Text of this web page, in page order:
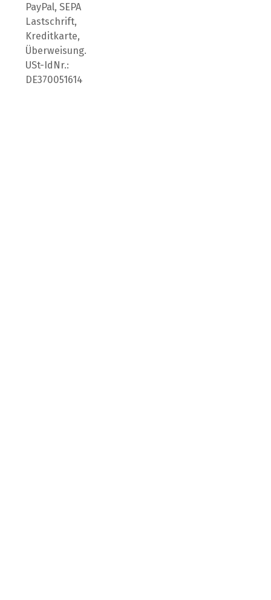
PayPal, SEPA
Lastschrift,
Kreditkarte,
Überweisung.
USt-IdNr.:
DE370051614